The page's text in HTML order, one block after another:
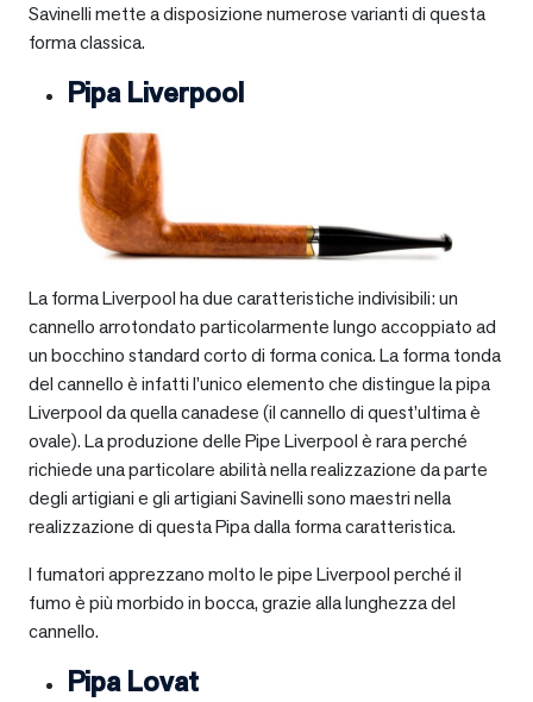
Savinelli mette a disposizione numerose varianti di questa
forma classica.
Pipa Liverpool
La forma Liverpool ha due caratteristiche indivisibili: un
cannello arrotondato particolarmente lungo accoppiato ad
un bocchino standard corto di forma conica. La forma tonda
del cannello è infatti l’unico elemento che distingue la pipa
Liverpool da quella canadese (il cannello di quest’ultima è
ovale). La produzione delle Pipe Liverpool è rara perché
richiede una particolare abilità nella realizzazione da parte
degli artigiani e gli artigiani Savinelli sono maestri nella
realizzazione di questa Pipa dalla forma caratteristica.
I fumatori apprezzano molto le pipe Liverpool perché il
fumo è più morbido in bocca, grazie alla lunghezza del
cannello.
Pipa Lovat